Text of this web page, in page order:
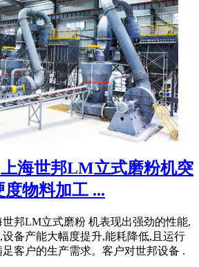
海世邦LM立式磨粉机突
物料加工 ...
邦LM立式磨粉 机表现出强劲的性能,
备产能大幅度提升,能耗降低,且运行
客户的生产需求。客户对世邦设备 .